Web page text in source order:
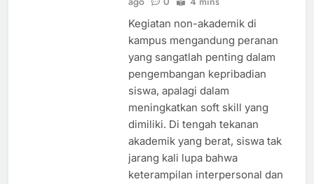
Kegiatan non-akademik di
kampus mengandung peranan
yang sangatlah penting dalam
pengembangan kepribadian
siswa, apalagi dalam
meningkatkan soft skill yang
dimiliki. Di tengah tekanan
akademik yang berat, siswa tak
jarang kali lupa bahwa
keterampilan interpersonal dan